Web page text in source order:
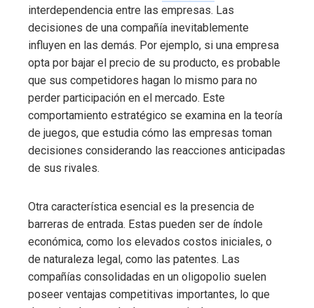
interdependencia entre las empresas. Las
decisiones de una compañía inevitablemente
influyen en las demás. Por ejemplo, si una empresa
opta por bajar el precio de su producto, es probable
que sus competidores hagan lo mismo para no
perder participación en el mercado. Este
comportamiento estratégico se examina en la teoría
de juegos, que estudia cómo las empresas toman
decisiones considerando las reacciones anticipadas
de sus rivales.
Otra característica esencial es la presencia de
barreras de entrada. Estas pueden ser de índole
económica, como los elevados costos iniciales, o
de naturaleza legal, como las patentes. Las
compañías consolidadas en un oligopolio suelen
poseer ventajas competitivas importantes, lo que